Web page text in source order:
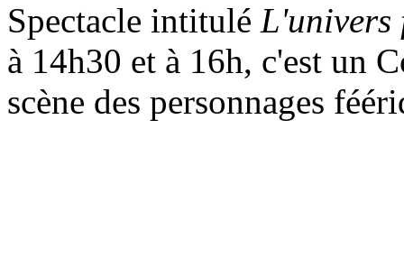
Spectacle intitulé L'univers
à 14h30 et à 16h, c'est un
scène des personnages